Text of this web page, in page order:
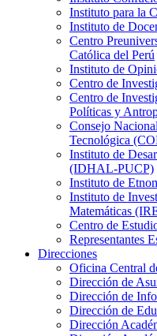
Instituto para la
Instituto de
Centro
Católica del Perú
Instituto de
Centro de
Centro de
Políticas y
Consejo
Tecnológica
Instituto de
(IDHAL-PUCP)
Instituto de
Instituto de
Matemáticas
Centro de
Representantes
Direcciones
Oficina Central
Dirección de
Dirección de
Dirección de
Dirección